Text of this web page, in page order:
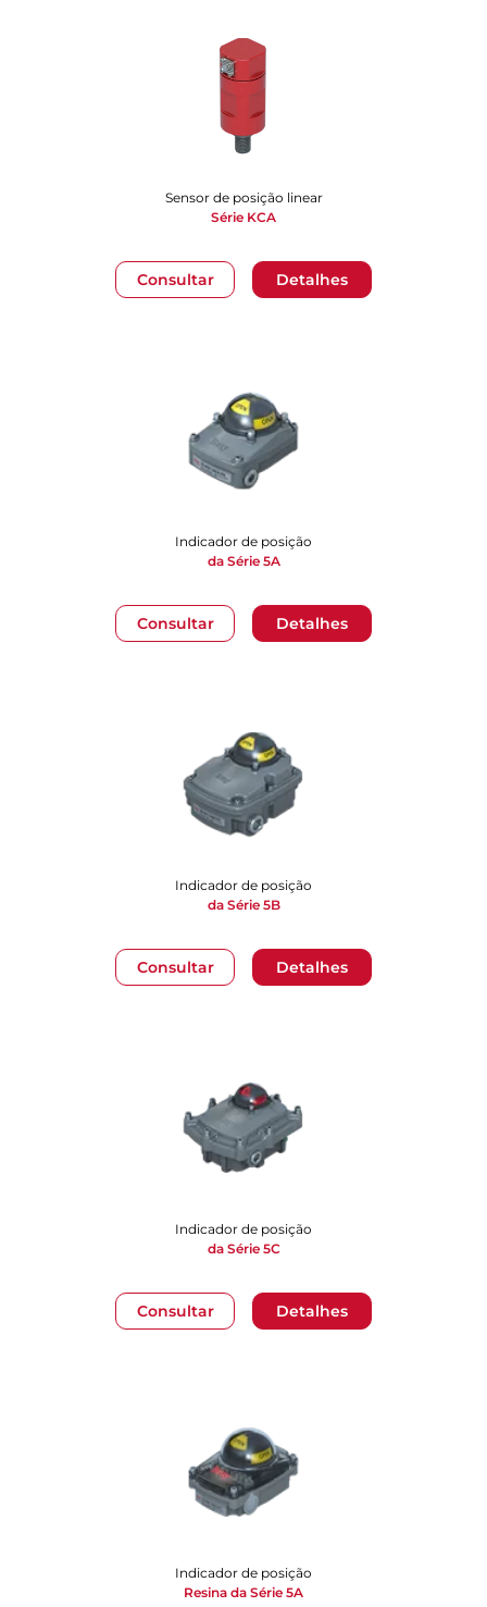
Consultar Detalhes
Sensor de posição linear
Série KCA
Consultar Detalhes
Indicador de posição
da Série 5A
Consultar Detalhes
Indicador de posição
da Série 5B
Consultar Detalhes
Indicador de posição
da Série 5C
Indicador de posição
Resina da Série 5A